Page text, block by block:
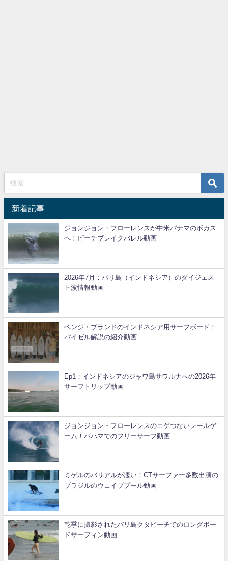
新着記事
ジョンジョン・フローレンスが中米パナマのボカス
へ！ビーチブレイクバレル動画
2026年7月：バリ島（インドネシア）のダイジェス
ト波情報動画
ベンジ・ブランドのインドネシア用サーフボード！
パイゼル解説の紹介動画
Ep1：インドネシアのジャワ島サワルナへの2026年
サーフトリップ動画
ジョンジョン・フローレンスのエゲつないレールゲ
ーム！バハマでのフリーサーフ動画
ミゲルのバリアルが凄い！CTサーファー多数出演の
ブラジルのウェイブプール動画
乾季に撮影されたバリ島クタビーチでのロングボー
ドサーフィン動画